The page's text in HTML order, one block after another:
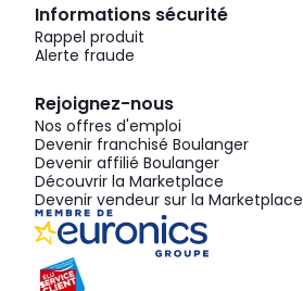
Informations sécurité
Rappel produit
Alerte fraude
Rejoignez-nous
Nos offres d'emploi
Devenir franchisé Boulanger
Devenir affilié Boulanger
Découvrir la Marketplace
Devenir vendeur sur la Marketplace